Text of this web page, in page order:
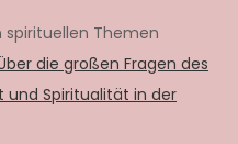
Themen
die großen Fragen des
und Spiritualität in der